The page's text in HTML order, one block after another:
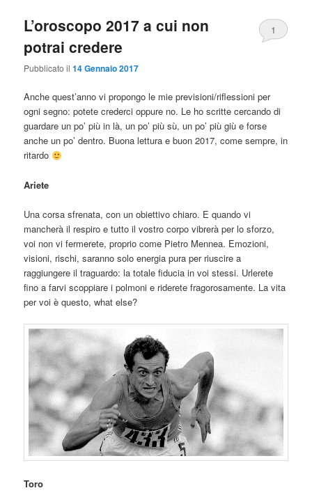
L’oroscopo 2017 a cui non
potrai credere
Pubblicato il14 Gennaio 2017
1
Anche quest’anno vi propongo le mie previsioni/riflessioni per
ogni segno: potete crederci oppure no. Le ho scritte cercando di
guardare un po’ più in là, un po’ più sù, un po’ più giù e forse
anche un po’ dentro. Buona lettura e buon 2017, come sempre, in
ritardo
Ariete
Una corsa sfrenata, con un obiettivo chiaro. E quando vi
mancherà il respiro e tutto il vostro corpo vibrerà per lo sforzo,
voi non vi fermerete, proprio come Pietro Mennea. Emozioni,
visioni, rischi, saranno solo energia pura per riuscire a
raggiungere il traguardo: la totale fiducia in voi stessi. Urlerete
fino a farvi scoppiare i polmoni e riderete fragorosamente. La vita
per voi è questo, what else?
Toro